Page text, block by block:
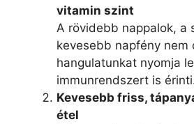
vitamin szint
A rövidebb nappalok, a
kevesebb napfény nem
hangulatunkat nyomja
immunrendszert is
Kevesebb friss,
étel